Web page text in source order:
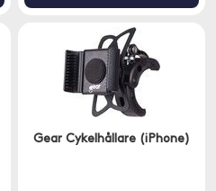
Gear Cykelhållare (iPhone)